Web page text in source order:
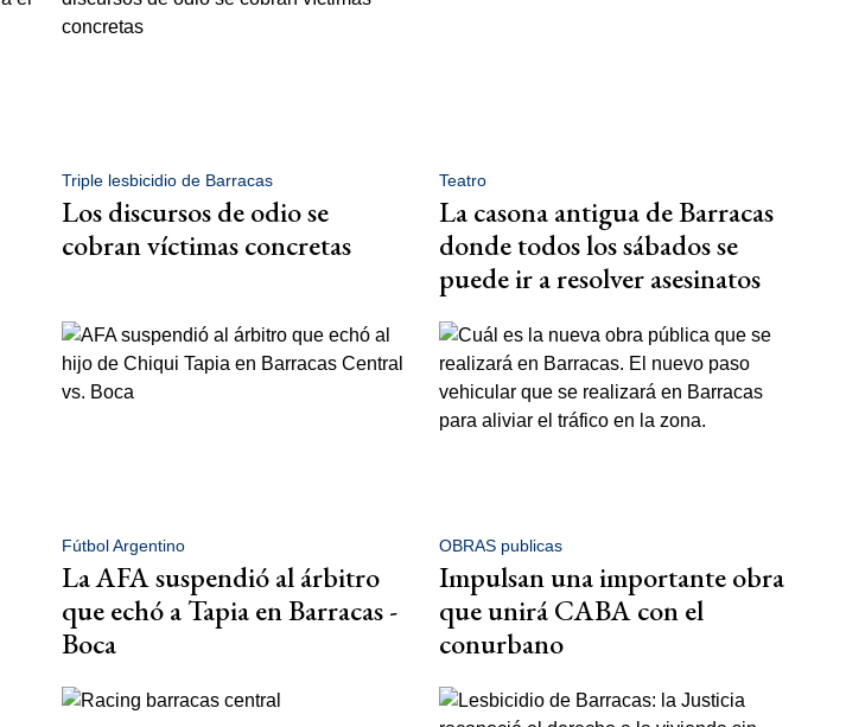
Triple lesbicidio de Barracas
Los discursos de odio se
cobran víctimas concretas
Teatro
La casona antigua de Barracas
donde todos los sábados se
puede ir a resolver asesinatos
Fútbol Argentino
La AFA suspendió al árbitro
que echó a Tapia en Barracas -
Boca
OBRAS publicas
Impulsan una importante obra
que unirá CABA con el
conurbano